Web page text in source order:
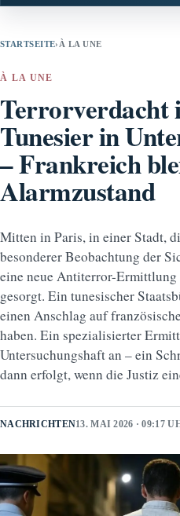
STARTSEITE› À LA UNE
À LA UNE
Terrorverdacht
Tunesier in
– Frankreich
Alarmzustand
Mitten in Paris, in einer Stadt,
besonderer Beobachtung der
eine neue Antiterror-
gesorgt. Ein tunesischer
einen Anschlag auf
haben. Ein spezialisierter
Untersuchungshaft an – ein
dann erfolgt, wenn die Justiz
NACHRICHTEN13. MAI 2026 · 09:17